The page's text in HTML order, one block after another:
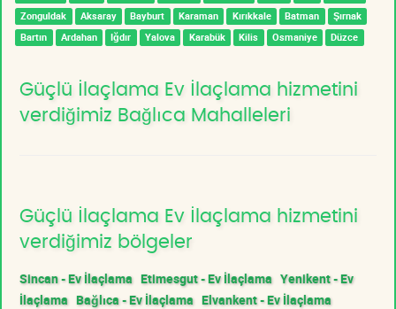
Zonguldak
Aksaray Bayburt Karaman Kırıkkale Batman
Şırnak
Bartın
Ardahan Iğdır Yalova Karabük Kilis Osmaniye Düzce
Güçlü İlaçlama Ev İlaçlama hizmetini
verdiğimiz Bağlıca Mahalleleri
Güçlü İlaçlama Ev İlaçlama hizmetini
verdiğimiz bölgeler
Sincan - Ev İlaçlama Etimesgut - Ev İlaçlama Yenikent - Ev
İlaçlama Bağlıca - Ev İlaçlama Elvankent - Ev İlaçlama